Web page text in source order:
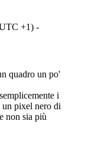
+1) -
quadro un po'
i
pixel nero di
non sia più